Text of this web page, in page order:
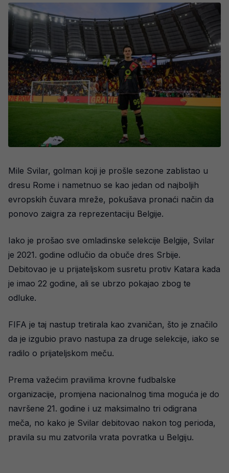
Mile Svilar, golman koji je prošle sezone zablistao u
dresu Rome i nametnuo se kao jedan od najboljih
evropskih čuvara mreže, pokušava pronaći način da
ponovo zaigra za reprezentaciju Belgije.
Iako je prošao sve omladinske selekcije Belgije, Svilar
je 2021. godine odlučio da obuče dres Srbije.
Debitovao je u prijateljskom susretu protiv Katara kada
je imao 22 godine, ali se ubrzo pokajao zbog te
odluke.
FIFA je taj nastup tretirala kao zvaničan, što je značilo
da je izgubio pravo nastupa za druge selekcije, iako se
radilo o prijateljskom meču.
Prema važećim pravilima krovne fudbalske
organizacije, promjena nacionalnog tima moguća je do
navršene 21. godine i uz maksimalno tri odigrana
meča, no kako je Svilar debitovao nakon tog perioda,
pravila su mu zatvorila vrata povratka u Belgiju.